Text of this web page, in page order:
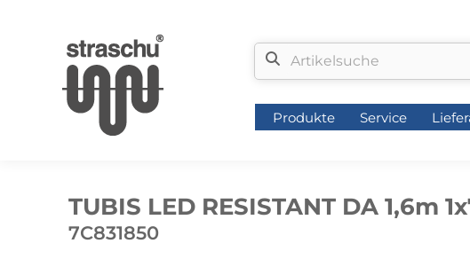
Produkte Service
TUBIS LED RESISTANT DA 1,6m
7C831850
Produkte Service